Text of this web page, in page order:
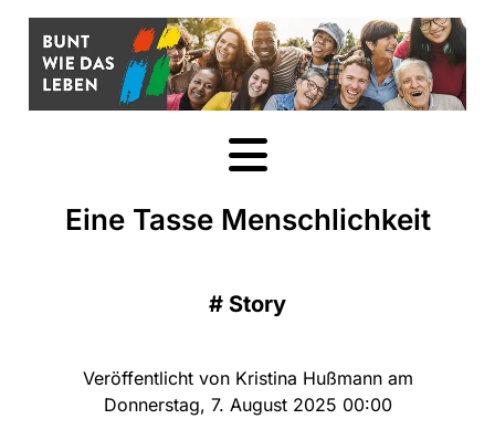
Eine Tasse Menschlichkeit
# Story
Veröffentlicht von Kristina Hußmann am
Donnerstag, 7. August 2025 00:00